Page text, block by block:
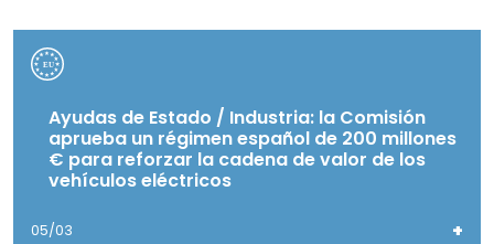
Ayudas de Estado / Industria: la Comisión
aprueba un régimen español de 200 millones
€ para reforzar la cadena de valor de los
vehículos eléctricos
05/03 +